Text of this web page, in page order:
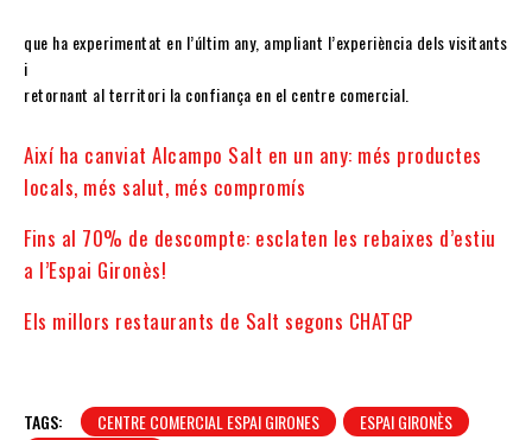
que ha experimentat en l’últim any, ampliant l’experiència dels visitants
i
retornant al territori la confiança en el centre comercial.
Així ha canviat Alcampo Salt en un any: més productes
locals, més salut, més compromís
Fins al 70% de descompte: esclaten les rebaixes d’estiu
a l’Espai Gironès!
Els millors restaurants de Salt segons CHATGP
TAGS: CENTRE COMERCIAL ESPAI GIRONES
ESPAI GIRONÈS